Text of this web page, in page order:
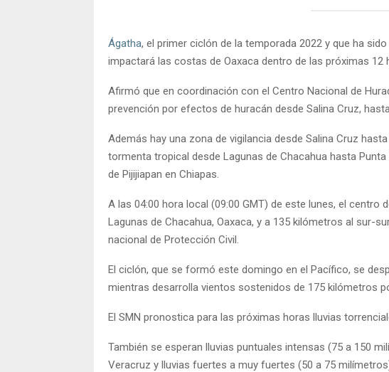
Ágatha, el primer ciclón de la temporada 2022 y que ha
impactará las costas de Oaxaca dentro de las próximas 12
Afirmó que en coordinación con el Centro Nacional de
prevención por efectos de huracán desde Salina Cruz,
Además hay una zona de vigilancia desde Salina Cruz
tormenta tropical desde Lagunas de Chacahua hasta
de Pijijiapan en Chiapas.
A las 04:00 hora local (09:00 GMT) de este lunes, el centro
Lagunas de Chacahua, Oaxaca, y a 135 kilómetros al sur-
nacional de Protección Civil.
El ciclón, que se formó este domingo en el Pacífico, se
mientras desarrolla vientos sostenidos de 175 kilómetros
El SMN pronostica para las próximas horas lluvias
También se esperan lluvias puntuales intensas (75 a 150
Veracruz y lluvias fuertes a muy fuertes (50 a 75